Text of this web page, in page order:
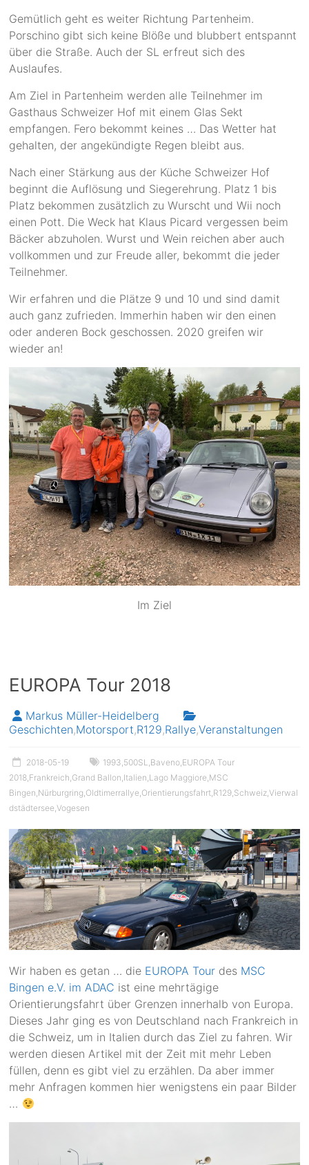
Gemütlich geht es weiter Richtung Partenheim.
Porschino gibt sich keine Blöße und blubbert entspannt
über die Straße. Auch der SL erfreut sich des
Auslaufes.
Am Ziel in Partenheim werden alle Teilnehmer im
Gasthaus Schweizer Hof mit einem Glas Sekt
empfangen. Fero bekommt keines … Das Wetter hat
gehalten, der angekündigte Regen bleibt aus.
Nach einer Stärkung aus der Küche Schweizer Hof
beginnt die Auflösung und Siegerehrung. Platz 1 bis
Platz bekommen zusätzlich zu Wurscht und Wii noch
einen Pott. Die Weck hat Klaus Picard vergessen beim
Bäcker abzuholen. Wurst und Wein reichen aber auch
vollkommen und zur Freude aller, bekommt die jeder
Teilnehmer.
Wir erfahren und die Plätze 9 und 10 und sind damit
auch ganz zufrieden. Immerhin haben wir den einen
oder anderen Bock geschossen. 2020 greifen wir
wieder an!
Im Ziel
EUROPA Tour 2018
Markus Müller-Heidelberg
Geschichten,Motorsport,R129,Rallye,Veranstaltungen
2018-05-19 1993 500SL Baveno EUROPA Tour
2018 Frankreich Grand Ballon Italien Lago Maggiore MSC
Bingen Nürburgring Oldtimerrallye Orientierungsfahrt R129 Schweiz ,Vierwal
dstädtersee ,Vogesen
Wir haben es getan … die EUROPA Tour des MSC
Bingen e.V. im ADAC ist eine mehrtägige
Orientierungsfahrt über Grenzen innerhalb von Europa.
Dieses Jahr ging es von Deutschland nach Frankreich in
die Schweiz, um in Italien durch das Ziel zu fahren. Wir
werden diesen Artikel mit der Zeit mit mehr Leben
füllen, denn es gibt viel zu erzählen. Da aber immer
mehr Anfragen kommen hier wenigstens ein paar Bilder
…